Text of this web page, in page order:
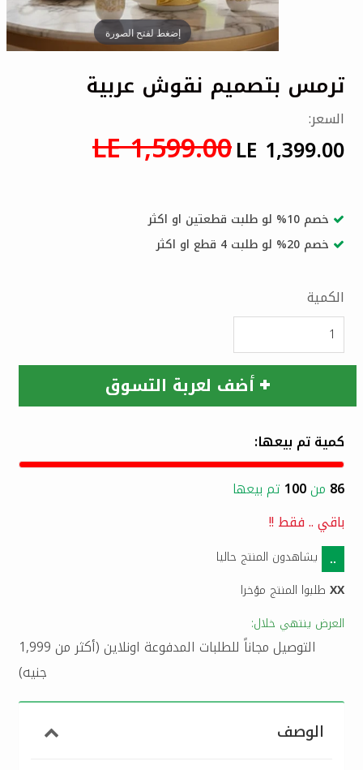
إضغط لفتح الصورة
ترمس بتصميم نقوش عربية
السعر:
LE 1,399.00
LE 1,599.00
خصم 10% لو طلبت قطعتين او اكثر
خصم 20% لو طلبت 4 قطع او اكثر
الكمية
أضف لعربة التسوق
كمية تم بيعها:
86 من100 تم بيعها
باقي..فقط !!
..
يشاهدون المنتج حاليا
XX طلبوا المنتج مؤخرا
العرض ينتهي خلال:
التوصيل مجاناً للطلبات المدفوعة اونلاين (أكثر من 1,999
جنيه)
الوصف